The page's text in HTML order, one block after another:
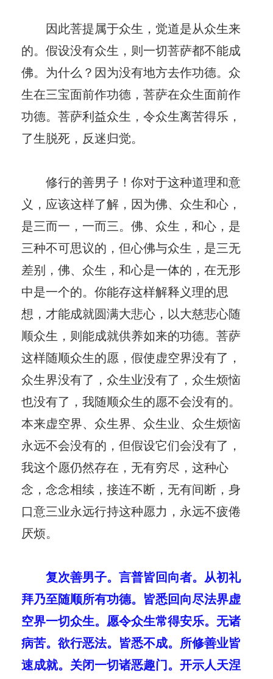
因此菩提属于众生，觉道是从众生来
的。假设没有众生，则一切菩萨都不能成
佛。为什么？因为没有地方去作功德。众
生在三宝面前作功德，菩萨在众生面前作
功德。菩萨利益众生，令众生离苦得乐，
了生脱死，反迷归觉。
修行的善男子！你对于这种道理和意
义，应该这样了解，因为佛、众生和心，
是三而一，一而三。佛、众生，和心，是
三种不可思议的，但心佛与众生，是三无
差别，佛、众生，和心是一体的，在无形
中是一个的。你能存这样解释义理的思
想，才能成就圆满大悲心，以大慈悲心随
顺众生，则能成就供养如来的功德。菩萨
这样随顺众生的愿，假使虚空界没有了，
众生界没有了，众生业没有了，众生烦恼
也没有了，我随顺众生的愿不会没有的。
本来虚空界、众生界、众生业、众生烦恼
永远不会没有的，但假设它们会没有了，
我这个愿仍然存在，无有穷尽，这种心
念，念念相续，接连不断，无有间断，身
口意三业永远行持这种愿力，永远不疲倦
厌烦。
复次善男子。言普皆回向者。从初礼
拜乃至随顺所有功德。皆悉回向尽法界虚
空界一切众生。愿令众生常得安乐。无诸
病苦。欲行恶法。皆悉不成。所修善业皆
速成就。关闭一切诸恶趣门。开示人天涅